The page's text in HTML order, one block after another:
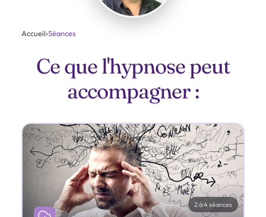
Accueil›Séances
Ce que l'hypnose peut
accompagner :
2 à 4 séances